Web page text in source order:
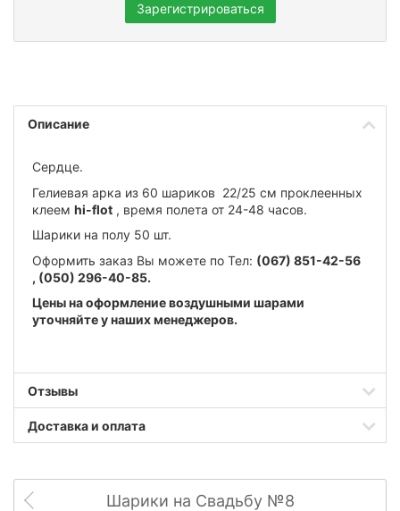
Зарегистрироваться
Описание
Сердце.
Гелиевая арка из 60 шариков 22/25 см проклеенных
клеем hi-flot , время полета от 24-48 часов.
Шарики на полу 50 шт.
Оформить заказ Вы можете по Тел: (067) 851-42-56
, (050) 296-40-85.
Цены на оформление воздушными шарами
уточняйте у наших менеджеров.
Отзывы
Доставка и оплата
Шарики на Свадьбу №8